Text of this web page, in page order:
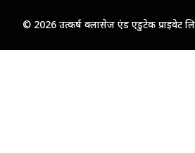
© 2026 उत्कर्ष क्लासेज एंड एडुटेक प्राइवेट